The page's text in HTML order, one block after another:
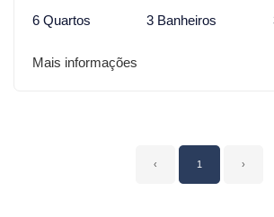
6 Quartos 3 Banheiros
Mais informações
‹ 1 ›